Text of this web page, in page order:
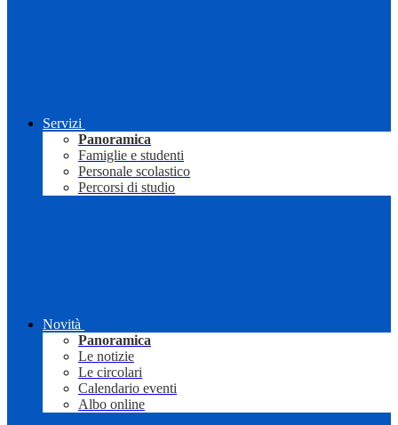
Servizi
Panoramica
Famiglie e studenti
Personale scolastico
Percorsi di studio
Novità
Panoramica
Le notizie
Le circolari
Calendario eventi
Albo online